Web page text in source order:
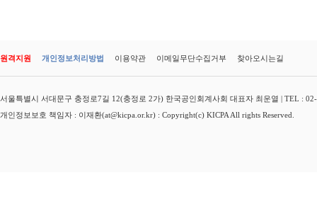
원격지원 개인정보처리방법 이용약관 이메일무단수집거부 찾아오시는길
서울특별시 서대문구 충정로7길 12(충정로 2가) 한국공인회계사회 대표자 최운열 | TEL :
개인정보보호 책임자 : 이재환(at@kicpa.or.kr) : Copyright(c) KICPA All rights Reserved.